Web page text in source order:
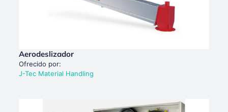
Aerodeslizador
Ofrecido por:
J-Tec Material Handling